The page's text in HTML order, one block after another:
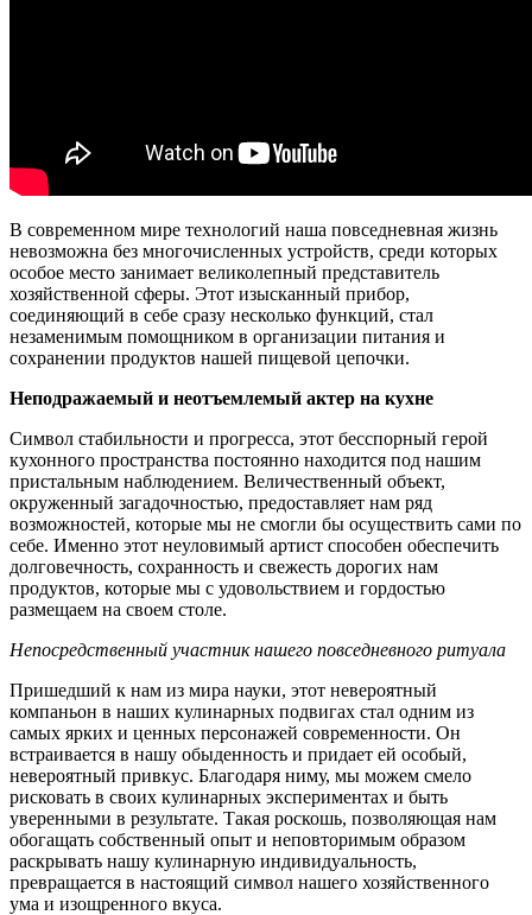
В современном мире технологий наша повседневная жизнь
невозможна без многочисленных устройств, среди которых
особое место занимает великолепный представитель
хозяйственной сферы. Этот изысканный прибор,
соединяющий в себе сразу несколько функций, стал
незаменимым помощником в организации питания и
сохранении продуктов нашей пищевой цепочки.
Неподражаемый и неотъемлемый актер на кухне
Символ стабильности и прогресса, этот бесспорный герой
кухонного пространства постоянно находится под нашим
пристальным наблюдением. Величественный объект,
окруженный загадочностью, предоставляет нам ряд
возможностей, которые мы не смогли бы осуществить сами по
себе. Именно этот неуловимый артист способен обеспечить
долговечность, сохранность и свежесть дорогих нам
продуктов, которые мы с удовольствием и гордостью
размещаем на своем столе.
Непосредственный участник нашего повседневного ритуала
Пришедший к нам из мира науки, этот невероятный
компаньон в наших кулинарных подвигах стал одним из
самых ярких и ценных персонажей современности. Он
встраивается в нашу обыденность и придает ей особый,
невероятный привкус. Благодаря ниму, мы можем смело
рисковать в своих кулинарных экспериментах и быть
уверенными в результате. Такая роскошь, позволяющая нам
обогащать собственный опыт и неповторимым образом
раскрывать нашу кулинарную индивидуальность,
превращается в настоящий символ нашего хозяйственного
ума и изощренного вкуса.